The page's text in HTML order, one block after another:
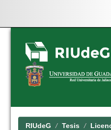
Skip
navigation
RIUdeG Tesis